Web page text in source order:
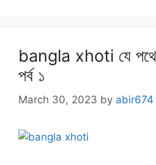
bangla xhoti যে পথে
পর্ব ১
March 30, 2023 by abir674